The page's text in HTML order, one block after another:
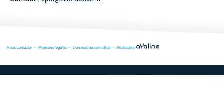
Nous contacter Mentions légales Données personnelles Réalisation